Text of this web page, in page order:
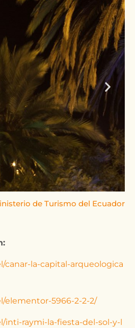
de Turismo del Ecuador
canar-la-capital-arqueologica
elementor-5966-2-2-2/
inti-raymi-la-fiesta-del-sol-y-l